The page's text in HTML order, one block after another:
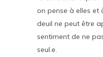
on pense à elles et
deuil ne peut être
sentiment de ne
seul.e.